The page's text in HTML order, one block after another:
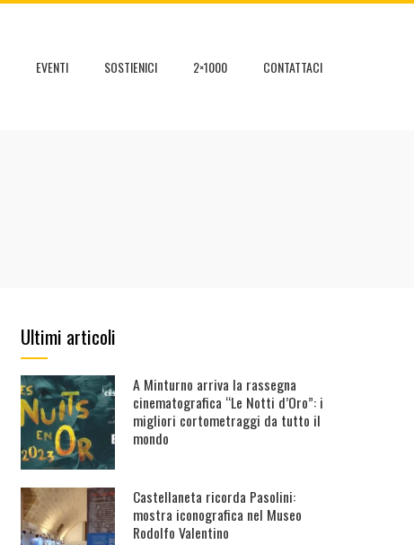
EVENTI SOSTIENICI 2×1000 CONTATTACI
Ultimi articoli
A Minturno arriva la rassegna
cinematografica “Le Notti d’Oro”: i
migliori cortometraggi da tutto il
mondo
Castellaneta ricorda Pasolini:
mostra iconografica nel Museo
Rodolfo Valentino